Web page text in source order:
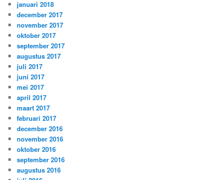
januari 2018
december 2017
november 2017
oktober 2017
september 2017
augustus 2017
juli 2017
juni 2017
mei 2017
april 2017
maart 2017
februari 2017
december 2016
november 2016
oktober 2016
september 2016
augustus 2016